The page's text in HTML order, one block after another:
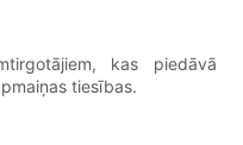
kas piedāvā
tiesības.